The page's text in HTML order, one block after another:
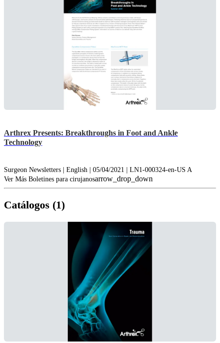
Arthrex Presents: Breakthroughs in Foot and Ankle
Technology
Surgeon Newsletters | English | 05/04/2021 | LN1-000324-en-US A
Ver Más Boletines para cirujanosarrow_drop_down
Catálogos (1)